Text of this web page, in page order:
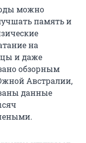
можно
память и
на
и даже
обзорным
Австралии,
данные